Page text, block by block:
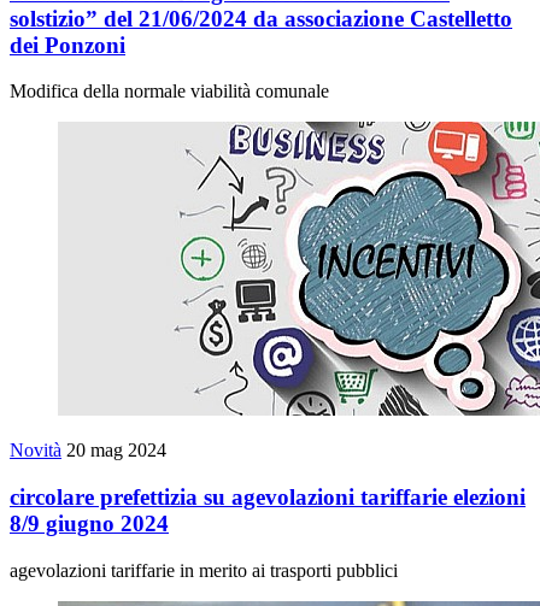
solstizio” del 21/06/2024 da associazione Castelletto
dei Ponzoni
Modifica della normale viabilità comunale
Novità 20 mag 2024
circolare prefettizia su agevolazioni tariffarie elezioni
8/9 giugno 2024
agevolazioni tariffarie in merito ai trasporti pubblici